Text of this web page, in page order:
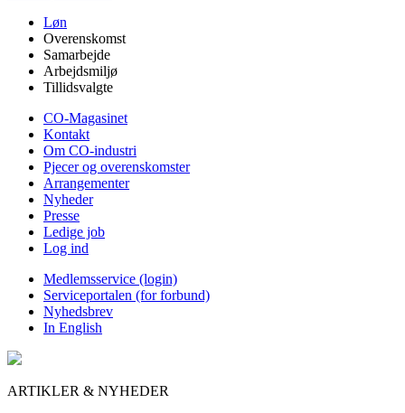
Løn
Overenskomst
Samarbejde
Arbejdsmiljø
Tillidsvalgte
CO-Magasinet
Kontakt
Om CO-industri
Pjecer og overenskomster
Arrangementer
Nyheder
Presse
Ledige job
Log ind
Medlemsservice (login)
Serviceportalen (for forbund)
Nyhedsbrev
In English
ARTIKLER & NYHEDER